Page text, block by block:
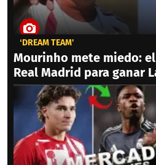
‘DREAM TEAM'
Mourinho mete miedo:
Real Madrid para ganar